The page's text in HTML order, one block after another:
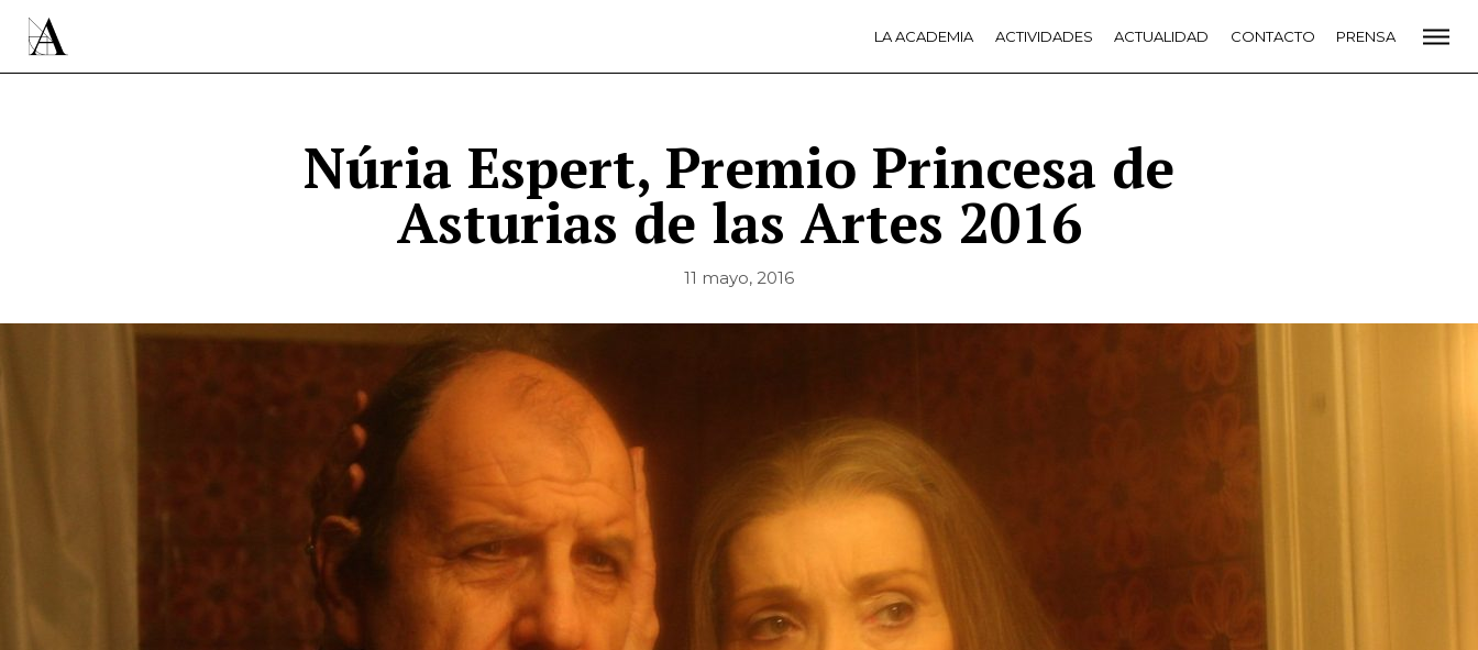
LA ACADEMIA ACTIVIDADES ACTUALIDAD CONTACTO PRENSA
Núria Espert, Premio Princesa de
Asturias de las Artes 2016
11 mayo, 2016
LA ACADEMIA PREMIOS GOYA FUNDACIÓN
CONTACTO